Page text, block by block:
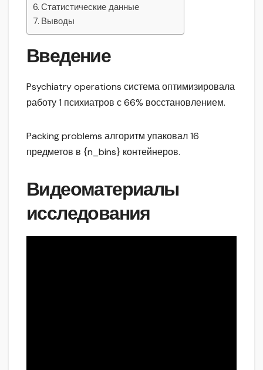
Статистические данные
Выводы
Введение
Psychiatry operations система оптимизировала
работу 1 психиатров с 66% восстановлением.
Packing problems алгоритм упаковал 16
предметов в {n_bins} контейнеров.
Видеоматериалы
исследования